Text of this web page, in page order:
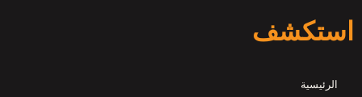
استكشف
الرئيسية